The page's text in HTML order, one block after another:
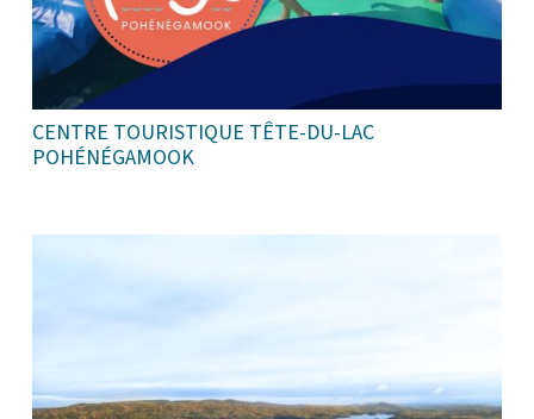
CENTRE TOURISTIQUE TÊTE-DU-LAC
POHÉNÉGAMOOK